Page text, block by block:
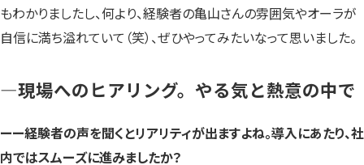
もわかりましたし、何より、経験者の亀山さんの雰囲気やオーラが
自信に満ち溢れていて（笑）、ぜひやってみたいなって思いました。
—現場へのヒアリング。やる気と熱意の中で
ーー経験者の声を聞くとリアリティが出ますよね。導入にあたり、社
内ではスムーズに進みましたか？